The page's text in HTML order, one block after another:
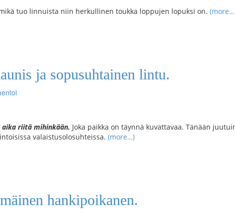
tuo linnuista niin herkullinen toukka loppujen lopuksi on.
ja sopusuhtainen lintu.
riitä mihinkään. Joka paikka on täynnä kuvattavaa. Tänään
valaistusolosuhteissa. (more…)
hankipoikanen.